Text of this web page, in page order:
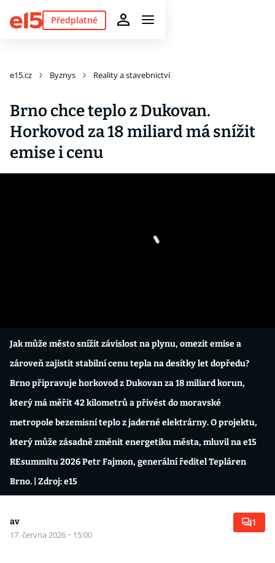
Předplatné
e15.cz Byznys Reality a stavebnictví
Brno chce teplo z Dukovan.
Horkovod za 18 miliard má snížit
emise i cenu
Jak může město snížit závislost na plynu, omezit emise a
zároveň zajistit stabilní cenu tepla na desítky let dopředu?
Brno připravuje horkovod z Dukovan za 18 miliard korun,
který má měřit 42 kilometrů a přivést do moravské
metropole bezemisní teplo z jaderné elektrárny. O projektu,
který může zásadně změnit energetiku města, mluvil na e15
REsummitu 2026 Petr Fajmon, generální ředitel Tepláren
Brno. | Zdroj: e15
av
17. června 2026 · 15:00
1